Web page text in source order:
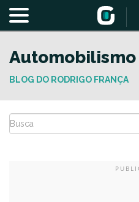
Automobilismo
BLOG DO RODRIGO FRANÇA